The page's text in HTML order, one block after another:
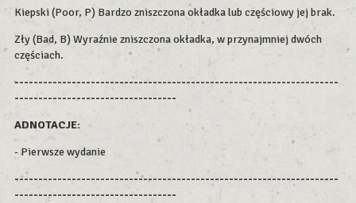
Kiepski (Poor, P) Bardzo zniszczona okładka lub częściowy jej brak.
Zły (Bad, B) Wyraźnie zniszczona okładka, w przynajmniej dwóch
częściach.
--------------------------------------------------------------------
----------------------------------
ADNOTACJE:
- Pierwsze wydanie
--------------------------------------------------------------------
----------------------------------